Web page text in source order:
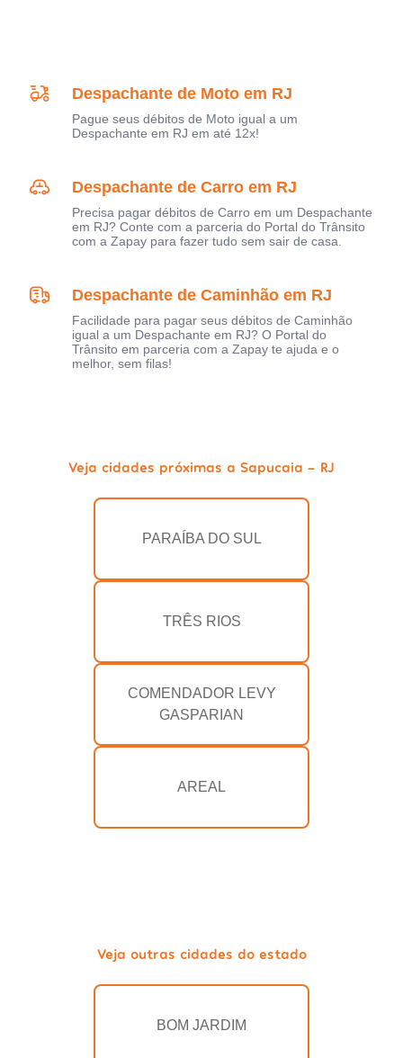
Despachante de Moto em RJ
Pague seus débitos de Moto igual a um
Despachante em RJ em até 12x!
Despachante de Carro em RJ
Precisa pagar débitos de Carro em um Despachante
em RJ? Conte com a parceria do Portal do Trânsito
com a Zapay para fazer tudo sem sair de casa.
Despachante de Caminhão em RJ
Facilidade para pagar seus débitos de Caminhão
igual a um Despachante em RJ? O Portal do
Trânsito em parceria com a Zapay te ajuda e o
melhor, sem filas!
Veja cidades próximas a Sapucaia - RJ
PARAÍBA DO SUL
TRÊS RIOS
COMENDADOR LEVY
GASPARIAN
AREAL
Veja outras cidades do estado
BOM JARDIM